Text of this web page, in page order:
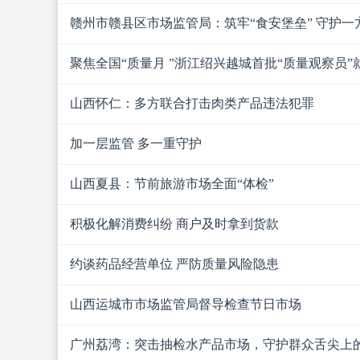
赣州市赣县区市场监管局：筑牢“食安堡垒” 守护一
聚焦全国“质量月 ”浙江绍兴越城首批“质量观察员”
山西怀仁：多方联合打击肉类产品违法犯罪
加一层监管 多一重守护
山西夏县：节前旅游市场全面“体检”
积极化解消费纠纷 商户及时拿到货款
约谈药品经营单位 严防质量风险隐患
山西运城市市场监管局督导检查节日市场
广州荔湾：突击抽检水产品市场，守护群众舌尖上